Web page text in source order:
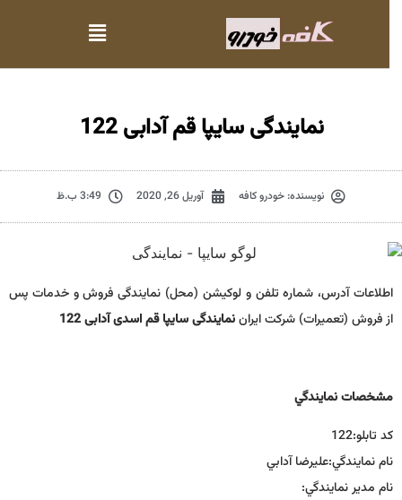
نمایندگی سایپا قم آدابی 122
نویسنده:خودرو کافه آوریل 26, 2020 3:49 ب.ظ
اطلاعات آدرس، شماره تلفن و لوکیشن (محل) نمایندگی فروش و خدمات پس
از فروش (تعمیرات) شرکت ایراننمایندگی سایپا قم اسدی آدابی 122
مشخصات نمايندگي
كد تابلو:122
نام نمايندگي:عليرضا آدابي
نام مدير نمايندگي: